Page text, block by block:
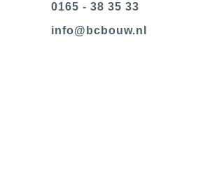
0165 - 38 35 33
ln.wuobcb
@ofni